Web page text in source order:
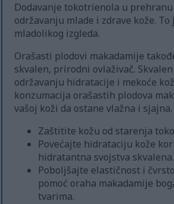
Dodavanje tokotrienola u prehranu
održavanju mlade i zdrave kože.
mladolikog izgleda.
Orašasti plodovi makadamije
skvalen, prirodni ovlaživač.
održavanju hidratacije i mekoće
konzumacija orašastih plodova
vašoj koži da ostane vlažna i sjajna.
Zaštitite kožu od starenja
Povećajte hidrataciju kože
hidratantna svojstva skvalena.
Poboljšajte elastičnost i
pomoć oraha makadamije
tvarima.